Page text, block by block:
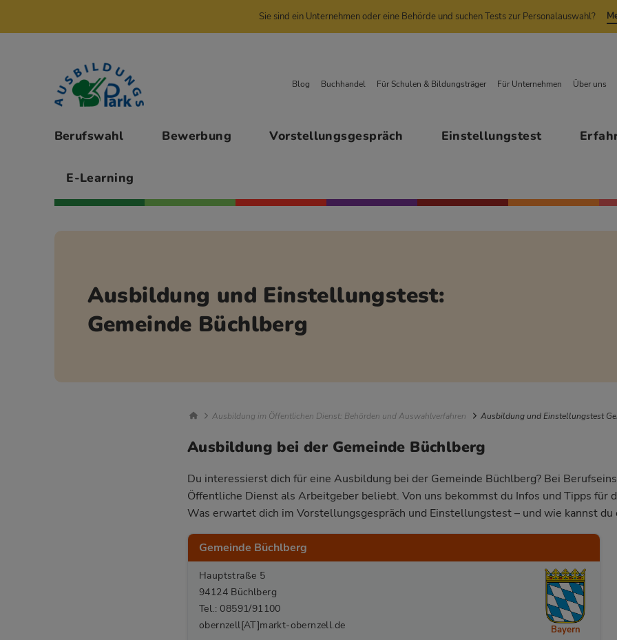
Sie sind ein Unternehmen oder eine Behörde und suchen Tests zur Personalauswahl?
Berufswahl Bewerbung Vorstellungsgespräch Einstellungstest
E-Learning
Blog Buchhandel Für Schulen & Bildungsträger Für Unternehmen Über uns
Ausbildung und Einstellungstest:
Gemeinde Büchlberg
Breadcrumb Navigation
Ausbildung im Öffentlichen Dienst: Behörden und Auswahlverfahren Ausbildung und Einstellungstest
Ausbildung bei der Gemeinde Büchlberg
Du interessierst dich für eine Ausbildung bei der Gemeinde Büchlberg? Bei
Öffentliche Dienst als Arbeitgeber beliebt. Von uns bekommst du Infos und Tipps für
Was erwartet dich im Vorstellungsgespräch und Einstellungstest – und wie kannst du
Gemeinde Büchlberg
Hauptstraße 5
94124 Büchlberg
Tel.: 08591/91100
obernzell[AT]markt-obernzell.de
Bayern